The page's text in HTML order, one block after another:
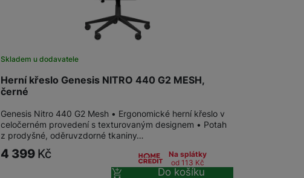
Herní křeslo Genesis NITRO 440 G2 MESH,
černé
Skladem u dodavatele
Genesis Nitro 440 G2 Mesh • Ergonomické herní křeslo v
celočerném provedení s texturovaným designem • Potah
z prodyšné, oděruvzdorné tkaniny…
4 399 Kč
Na splátky
od 113 Kč
Do košíku